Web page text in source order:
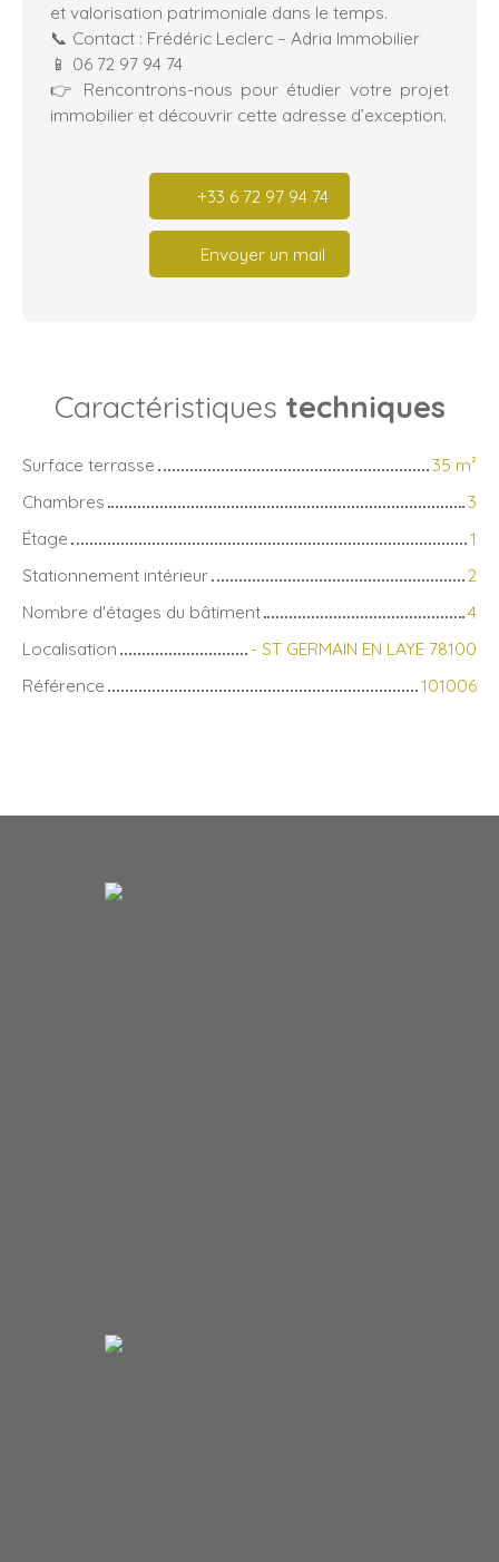
et valorisation patrimoniale dans le temps.
📞 Contact : Frédéric Leclerc – Adria Immobilier
📱 06 72 97 94 74
👉 Rencontrons-nous pour étudier votre projet
immobilier et découvrir cette adresse d’exception.
+33 6 72 97 94 74
Envoyer un mail
Caractéristiques techniques
Surface terrasse 35 m²
Chambres
3
Étage
1
Stationnement intérieur
2
Nombre d'étages du bâtiment
4
Localisation
- ST GERMAIN EN LAYE 78100
Référence
101006